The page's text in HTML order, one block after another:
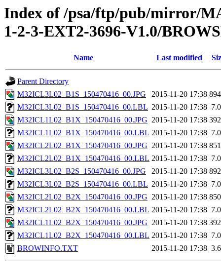
Index of /psa/ftp/pub/mirror/
1-2-3-EXT2-3696-V1.0/
Name Last modified
Parent Directory
M32ICL3L02_B1S_150470416_00.JPG
2015-11-20 17:38
M32ICL3L02_B1S_150470416_00.LBL 2015-11-20 17:38
M32ICL1L02_B1X_150470416_00.JPG 2015-11-20 17:38
M32ICL1L02_B1X_150470416_00.LBL 2015-11-20 17:38
M32ICL2L02_B1X_150470416_00.JPG 2015-11-20 17:38
M32ICL2L02_B1X_150470416_00.LBL 2015-11-20 17:38
M32ICL3L02_B2S_150470416_00.JPG
2015-11-20 17:38
M32ICL3L02_B2S_150470416_00.LBL 2015-11-20 17:38
M32ICL2L02_B2X_150470416_00.JPG 2015-11-20 17:38
M32ICL2L02_B2X_150470416_00.LBL 2015-11-20 17:38
M32ICL1L02_B2X_150470416_00.JPG 2015-11-20 17:38
M32ICL1L02_B2X_150470416_00.LBL 2015-11-20 17:38
BROWINFO.TXT
2015-11-20 17:38